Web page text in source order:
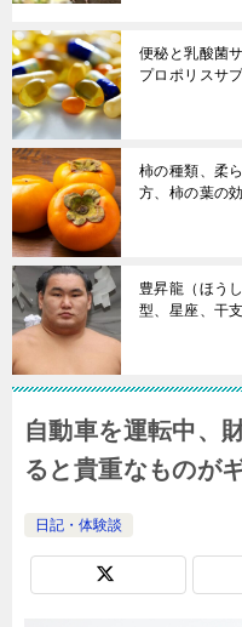
便秘と乳酸菌
プロポリスサ
柿の種類、柔
方、柿の葉の
豊昇龍（ほう
型、星座、干
自動車を運転中、
ると貴重なものが
日記・体験談